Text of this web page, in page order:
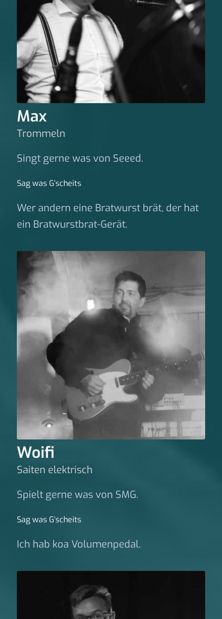
Max
Trommeln
Singt gerne was von Seeed.
Sag was G‘scheits
Wer andern eine Bratwurst brät, der hat
ein Bratwurstbrat-Gerät.
Woifi
Saiten elektrisch
Spielt gerne was von SMG.
Sag was G‘scheits
Ich hab koa Volumenpedal.